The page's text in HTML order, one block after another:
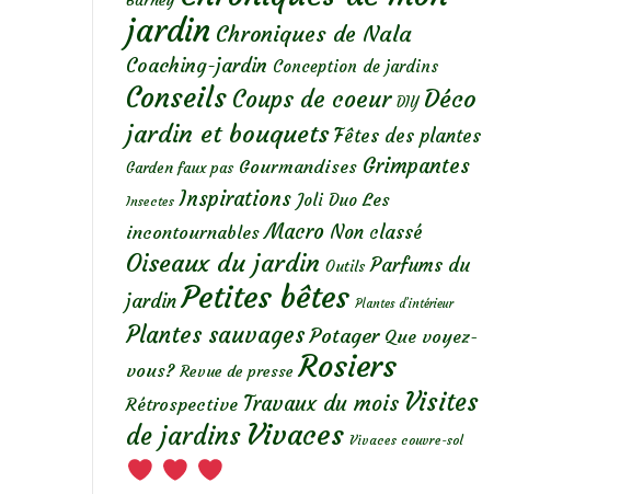
jardin Chroniques de Nala
Coaching-jardin Conception de jardins
Conseils Coups de coeur DIY Déco
jardin et bouquets Fêtes des plantes
Garden faux pas Gourmandises Grimpantes
Insectes Inspirations Joli Duo Les
incontournables Macro Non classé
Oiseaux du jardin Outils Parfums du
jardin Petites bêtes Plantes d’intérieur
Plantes sauvages Potager Que voyez-
vous? Revue de presse Rosiers
Rétrospective Travaux du mois Visites
de jardins Vivaces Vivaces couvre-sol